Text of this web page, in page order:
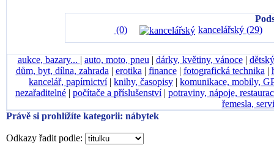
(0)
kancelářský (29)
aukce, bazary... | auto, moto, pneu | dárky, květiny, vánoce|
dům, byt, dílna, zahrada | erotika | finance| fotografická technika |
kancelář, papírnictví| knihy, časopisy | komunikace, mobily,
nezařaditelné | počítače a příslušenství| potraviny, nápoje,
řemesla,
Právě si prohlížíte kategorii: nábytek
Odkazy řadit podle: